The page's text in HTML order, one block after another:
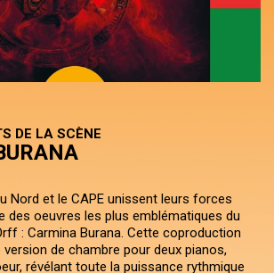
DE LA SCÈNE
Nord et le CAPE unissent leurs forces
des oeuvres les plus emblématiques du
: Carmina Burana. Cette coproduction
de chambre pour deux pianos,
révélant toute la puissance rythmique